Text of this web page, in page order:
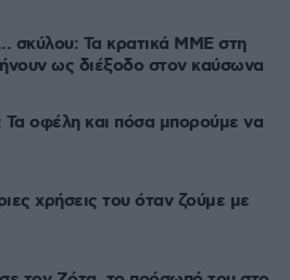
σκύλου: Τα κρατικά ΜΜΕ στη
ως διέξοδο στον καύσωνα
οφέλη και πόσα μπορούμε να
χρήσεις του όταν ζούμε με